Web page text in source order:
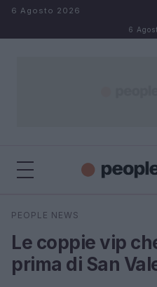
Salta al contenuto
6 Agosto 2026
6
Cerca
PEOPLE NEWS
Le coppie vip
prima di San